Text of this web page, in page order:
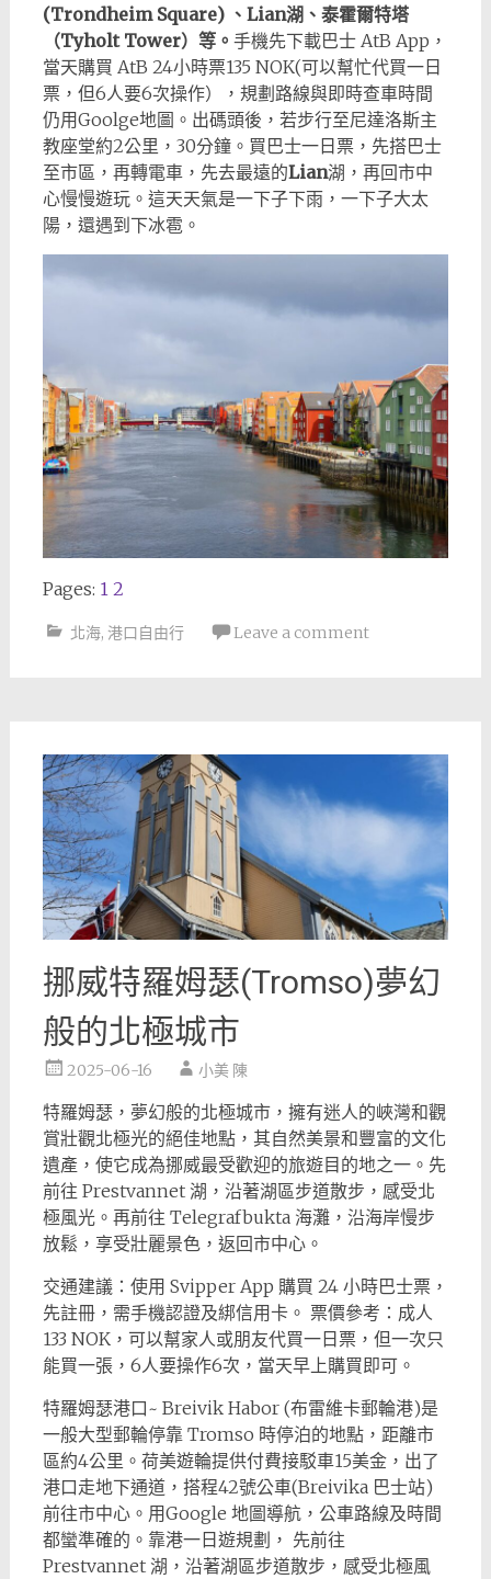
(Trondheim Square) 、Lian湖、泰霍爾特塔
（Tyholt Tower）等。 手機先下載巴士 AtB App，
當天購買 AtB 24小時票135 NOK(可以幫忙代買一日
票，但6人要6次操作），規劃路線與即時查車時間
仍用Goolge地圖。出碼頭後，若步行至尼達洛斯主
教座堂約2公里，30分鐘。買巴士一日票，先搭巴士
至市區，再轉電車，先去最遠的Lian湖，再回市中
心慢慢遊玩。這天天氣是一下子下雨，一下子大太
陽，還遇到下冰雹。
Pages: 1 2
北海, 港口自由行 Leave a comment
挪威特羅姆瑟(Tromso)夢幻
般的北極城市
2025-06-16 小美 陳
特羅姆瑟，夢幻般的北極城市，擁有迷人的峽灣和觀
賞壯觀北極光的絕佳地點，其自然美景和豐富的文化
遺產，使它成為挪威最受歡迎的旅遊目的地之一。先
前往 Prestvannet 湖，沿著湖區步道散步，感受北
極風光。再前往 Telegrafbukta 海灘，沿海岸慢步
放鬆，享受壯麗景色，返回市中心。
交通建議：使用 Svipper App 購買 24 小時巴士票，
先註冊，需手機認證及綁信用卡。 票價參考：成人
133 NOK，可以幫家人或朋友代買一日票，但一次只
能買一張，6人要操作6次，當天早上購買即可。
特羅姆瑟港口~ Breivik Habor (布雷維卡郵輪港)是
一般大型郵輪停靠 Tromso 時停泊的地點，距離市
區約4公里。荷美遊輪提供付費接駁車15美金，出了
港口走地下通道，搭程42號公車(Breivika 巴士站)
前往市中心。用Google 地圖導航，公車路線及時間
都蠻準確的。靠港一日遊規劃， 先前往
Prestvannet 湖，沿著湖區步道散步，感受北極風